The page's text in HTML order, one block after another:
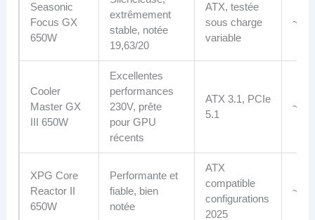
Seasonic
Focus GX
650W
extrêmement
stable, notée
19,63/20
ATX, testée
sous charge
variable
Cooler
Master GX
III 650W
Excellentes
performances
230V, prête
pour GPU
récents
ATX 3.1, PCIe
5.1
XPG Core
Reactor II
650W
Performante et
fiable, bien
notée
ATX
compatible
configurations
2025
~95